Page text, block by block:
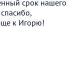
срок нашего
к Игорю!